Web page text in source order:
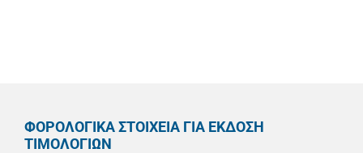
ΦΟΡΟΛΟΓΙΚΑ ΣΤΟΙΧΕΙΑ ΓΙΑ ΕΚΔΟΣΗ
ΤΙΜΟΛΟΓΙΩΝ